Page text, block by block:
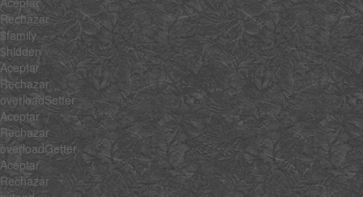
Rechazar
$family
$hidden
Aceptar
Rechazar
overloadSetter
Aceptar
Rechazar
overloadGetter
Aceptar
Rechazar